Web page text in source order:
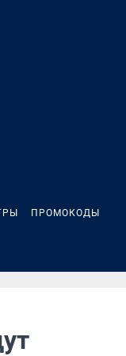
ПРОМОКОДЫ